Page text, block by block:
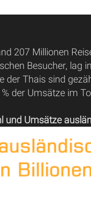
207 Millionen
Besucher, lag
der Thais sind
der Umsätze im
und Umsätze